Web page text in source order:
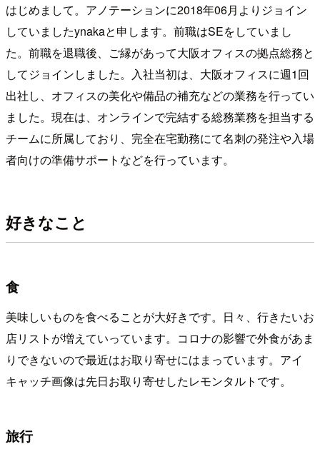
はじめまして。アノテーションに2018年06月よりジョイン
していましたynakaと申します。前職はSEをしていまし
た。前職を退職後、ご縁があって大阪オフィスの拠点総務と
してジョインしました。入社当初は、大阪オフィスに週1回
出社し、オフィスの美化や備品の補充などの業務を行ってい
ました。現在は、オンラインで完結する総務業務を担当する
チームに所属しており、完全在宅勤務にて名刺の発注や入場
者向けの準備サポートなどを行っています。
好きなこと
食
美味しいものを食べることが大好きです。日々、行きたいお
店リストが増えていっています。コロナの影響で外食があま
りできないので最近はお取り寄せにはまっています。アイ
キャッチ画像は先日お取り寄せしたレモンタルトです。
旅行